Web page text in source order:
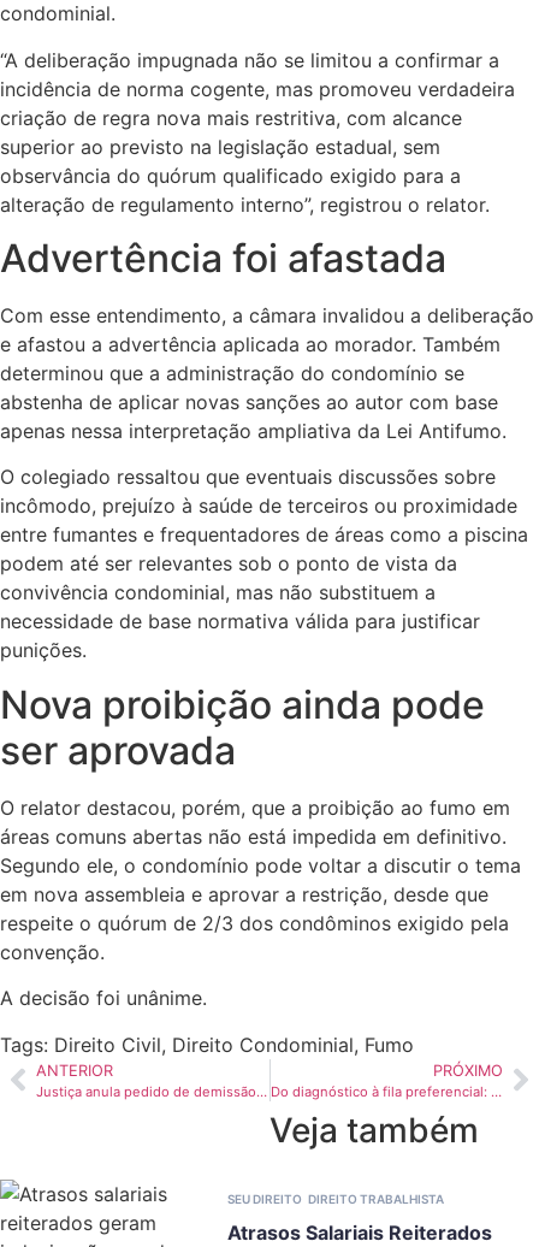
condominial.
“A deliberação impugnada não se limitou a confirmar a
incidência de norma cogente, mas promoveu verdadeira
criação de regra nova mais restritiva, com alcance
superior ao previsto na legislação estadual, sem
observância do quórum qualificado exigido para a
alteração de regulamento interno”, registrou o relator.
Advertência foi afastada
Com esse entendimento, a câmara invalidou a deliberação
e afastou a advertência aplicada ao morador. Também
determinou que a administração do condomínio se
abstenha de aplicar novas sanções ao autor com base
apenas nessa interpretação ampliativa da Lei Antifumo.
O colegiado ressaltou que eventuais discussões sobre
incômodo, prejuízo à saúde de terceiros ou proximidade
entre fumantes e frequentadores de áreas como a piscina
podem até ser relevantes sob o ponto de vista da
convivência condominial, mas não substituem a
necessidade de base normativa válida para justificar
punições.
Nova proibição ainda pode
ser aprovada
O relator destacou, porém, que a proibição ao fumo em
áreas comuns abertas não está impedida em definitivo.
Segundo ele, o condomínio pode voltar a discutir o tema
em nova assembleia e aprovar a restrição, desde que
respeite o quórum de 2/3 dos condôminos exigido pela
convenção.
A decisão foi unânime.
Tags: Direito Civil, Direito Condominial, Fumo
ANTERIOR
Justiça anula pedido de demissão de doméstica gestante sem assistência sindical
PRÓXIMO
Do diagnóstico à fila preferencial: o que a lei garante às pessoas autistas no Brasil
Veja também
SEU DIREITO DIREITO TRABALHISTA
Atrasos Salariais Reiterados